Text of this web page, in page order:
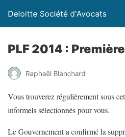
Deloitte Société d'Avocats
PLF 2014 :
Raphaël Blanchard
Vous trouverez régulièrement sous
informels sélectionnés pour vous.
Le Gouvernement a confirmé la